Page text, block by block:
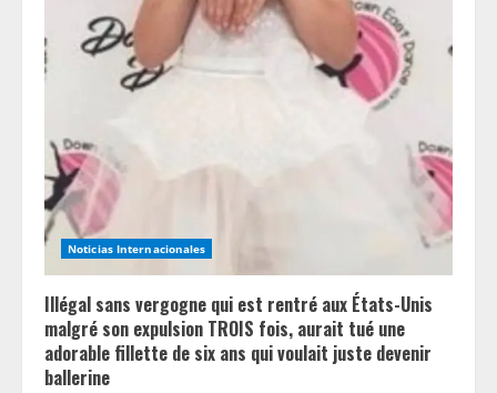
Noticias Internacionales
Illégal sans vergogne qui est rentré aux États-Unis
malgré son expulsion TROIS fois, aurait tué une
adorable fillette de six ans qui voulait juste devenir
ballerine